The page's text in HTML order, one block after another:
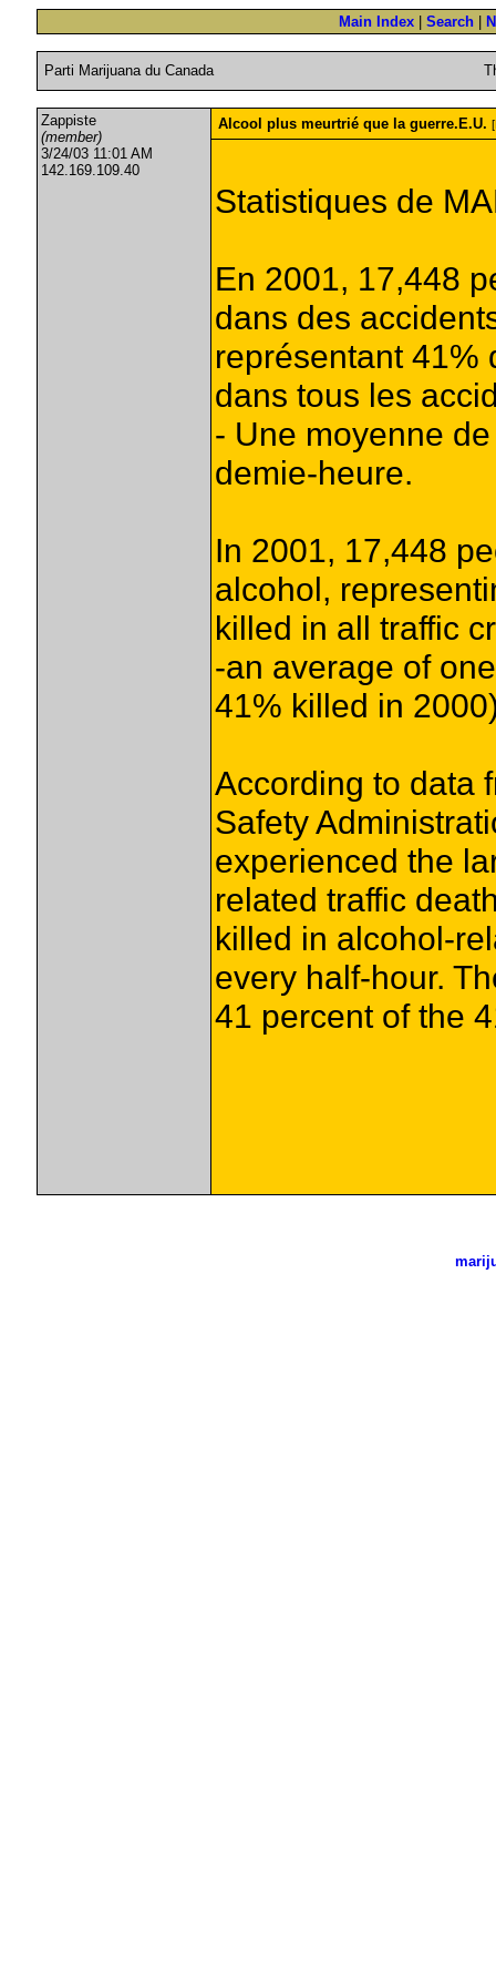
Main Index Search
Parti Marijuana du Canada
Zappiste
(member)
3/24/03 11:01 AM
142.169.109.40
Alcool plus meurtrié que la guerre.E.U.
Statistiques de
En 2001, 17,448
dans des
représentant 41%
dans tous les
- Une moyenne
demie-heure.
In 2001, 17,448
alcohol,
killed in all traffic
-an average of
41% killed in
According to data
Safety
experienced the
related traffic
killed in alcohol-
every half-hour.
41 percent of the